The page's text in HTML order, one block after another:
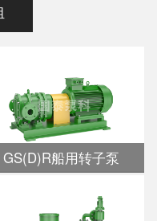
GS(D)R船用转子泵